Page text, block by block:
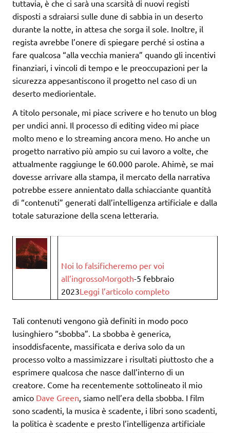
tuttavia, è che ci sarà una scarsità di nuovi registi
disposti a sdraiarsi sulle dune di sabbia in un deserto
durante la notte, in attesa che sorga il sole. Inoltre, il
regista avrebbe l’onere di spiegare perché si ostina a
fare qualcosa “alla vecchia maniera” quando gli incentivi
finanziari, i vincoli di tempo e le preoccupazioni per la
sicurezza appesantiscono il progetto nel caso di un
deserto mediorientale.
A titolo personale, mi piace scrivere e ho tenuto un blog
per undici anni. Il processo di editing video mi piace
molto meno e lo streaming ancora meno. Ho anche un
progetto narrativo più ampio su cui lavoro a volte, che
attualmente raggiunge le 60.000 parole. Ahimè, se mai
dovesse arrivare alla stampa, il mercato della narrativa
potrebbe essere annientato dalla schiacciante quantità
di “contenuti” generati dall’intelligenza artificiale e dalla
totale saturazione della scena letteraria.
Noi lo falsificheremo per voi
all’ingrossoMorgoth-5 febbraio
2023Leggi l’articolo completo
Tali contenuti vengono già definiti in modo poco
lusinghiero “sbobba”. La sbobba è generica,
insoddisfacente, massificata e deriva solo da un
processo volto a massimizzare i risultati piuttosto che a
esprimere qualcosa che nasce dall’interno di un
creatore. Come ha recentemente sottolineato il mio
amico Dave Green , siamo nell’era della sbobba. I film
sono scadenti, la musica è scadente, i libri sono scadenti,
la politica è scadente e presto l’intelligenza artificiale